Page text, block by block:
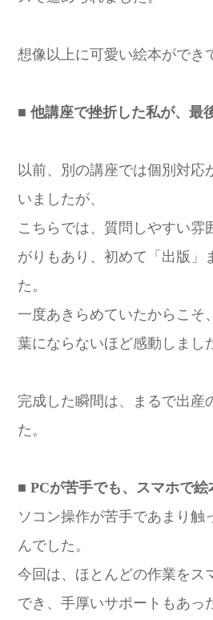
想像以上に可愛い絵本ができ
■ 他講座で挫折した私が、最
以前、別の講座では個別対応
いましたが、
こちらでは、質問しやすい雰
がりもあり、初めて「出版」
た。
一度あきらめていたからこそ
葉にならないほど感動しまし
完成した瞬間は、まるで出産
た。
■ PCが苦手でも、スマホで絵
ソコン操作が苦手であまり触
んでした。
今回は、ほとんどの作業をス
でき、手厚いサポートもあっ